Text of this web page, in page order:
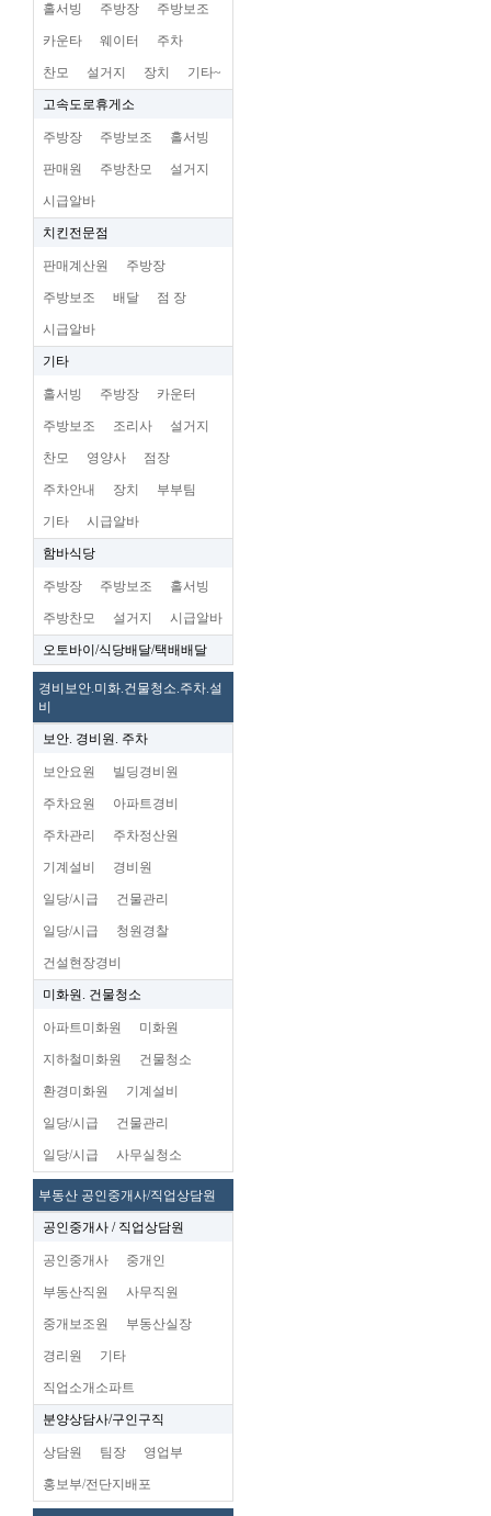
홀서빙 주방장 주방보조
카운타 웨이터 주차
찬모 설거지 장치 기타~
고속도로휴게소
주방장 주방보조 홀서빙
판매원 주방찬모 설거지
시급알바
치킨전문점
판매계산원 주방장
주방보조 배달 점 장
시급알바
기타
홀서빙 주방장 카운터
주방보조 조리사 설거지
찬모 영양사 점장
주차안내 장치 부부팀
기타 시급알바
함바식당
주방장 주방보조 홀서빙
주방찬모 설거지 시급알바
오토바이/식당배달/택배배달
경비보안.미화.건물청소.주차.설
비
보안. 경비원. 주차
보안요원 빌딩경비원
주차요원 아파트경비
주차관리 주차정산원
기계설비 경비원
일당/시급 건물관리
일당/시급 청원경찰
건설현장경비
미화원. 건물청소
아파트미화원 미화원
지하철미화원 건물청소
환경미화원 기계설비
일당/시급 건물관리
일당/시급 사무실청소
부동산 공인중개사/직업상담원
공인중개사 / 직업상담원
공인중개사 중개인
부동산직원 사무직원
중개보조원 부동산실장
경리원 기타
직업소개소파트
분양상담사/구인구직
상담원 팀장 영업부
홍보부/전단지배포